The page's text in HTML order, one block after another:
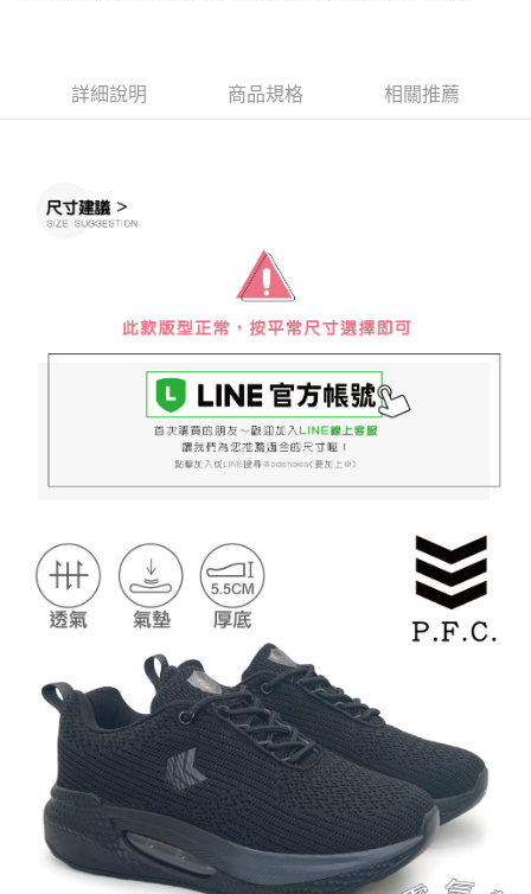
２．訂單成立數日內，您將收到繳費通知簡訊。
３．收到繳費通知簡訊後14天內，點擊此簡訊中的連結，可透過四大超商／
※ 交易是否成功請以「AFTEE先享後付 」之結帳頁面顯示為準，若有關於
是否繳費成功／繳費後需取消欲退款等相關疑問，請聯繫「AFTEE先享後付
https://netprotections.freshdesk.com/support/home
１．透過由恩沛科技股份有限公司提供之「AFTEE先享後付」服務完成之交
易，需依本服務之必要範圍內提供個人資料，並將交易相關給付款項請求債
２．關於個人資料處理事宜，請瀏覽以下網址：
https://aftee.tw/terms/#terms3
３．未成年的使用者請事先徵得法定代理人或監護人之同意方可使用
「AFTEE先享後付」，若未經同意申辦者引起之損失，本公司不負相關責
４．使用「AFTEE先享後付」時，將依據個別帳號之用戶狀況，依本公司即
５．嚴禁一人註冊多個帳號或使用他人資訊註冊。若發現惡意使用之情形，
恩沛科技股份有限公司將有權停止該用戶之使用額度並採取法律行動。
每筆NT$60，滿NT$888(含以上)免運費
付款後7-11取貨
每筆NT$100，滿NT$999(含以上)免運費
詳細說明 商品規格 相關推薦